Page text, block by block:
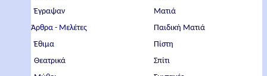
Έγραψαν
Άρθρα - Μελέτες
Έθιμα
Θεατρικά
Ματιά
Παιδική Ματιά
Πίστη
Σπίτι